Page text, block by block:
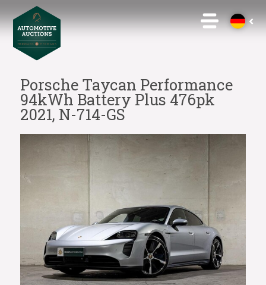
Porsche Taycan Performance
94kWh Battery Plus 476pk
2021, N-714-GS